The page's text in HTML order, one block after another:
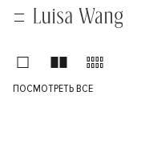
ПОСМОТРЕТЬ ВСЕ